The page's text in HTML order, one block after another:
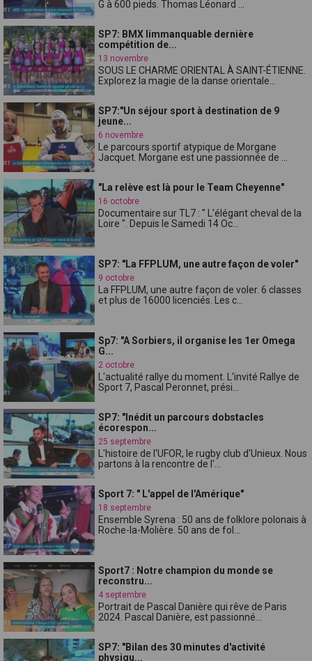
G à 600 pieds. Thomas Léonard ...
SP7: BMX limmanquable dernière
compétition de...
13 novembre
SOUS LE CHARME ORIENTAL À SAINT-ÉTIENNE.
Explorez la magie de la danse orientale...
SP7:"Un séjour sport à destination de 9
jeune...
6 novembre
Le parcours sportif atypique de Morgane
Jacquet. Morgane est une passionnée de ...
"La relève est là pour le Team Cheyenne"
16 octobre
Documentaire sur TL7 : " L'élégant cheval de la
Loire ". Depuis le Samedi 14 Oc...
SP7: "La FFPLUM, une autre façon de voler"
9 octobre
La FFPLUM, une autre façon de voler. 6 classes
et plus de 16000 licenciés. Les c...
Sp7: "A Sorbiers, il organise les 1er Omega
G...
2 octobre
L'actualité rallye du moment. L'invité Rallye de
Sport 7, Pascal Peronnet, prési...
SP7: "Inédit un parcours dobstacles
écorespon...
25 septembre
L'histoire de l'UFOR, le rugby club d'Unieux. Nous
partons à la rencontre de l'...
Sport 7: " L'appel de l'Amérique"
18 septembre
Ensemble Syrena : 50 ans de folklore polonais à
Roche-la-Molière. 50 ans de fol...
Sport7 : Notre champion du monde se
reconstru...
4 septembre
Portrait de Pascal Danière qui rêve de Paris
2024. Pascal Danière, est passionné...
SP7: "Bilan des 30 minutes d'activité
physiqu...